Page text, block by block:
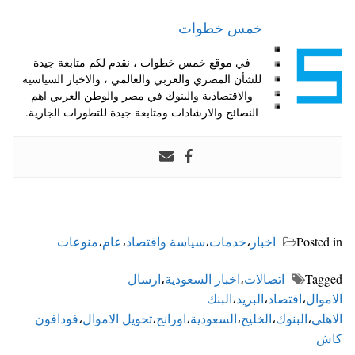
خمس خطوات
في موقع خمس خطوات ، نقدم لكم متابعة جيدة
للشأن المصري والعربي والعالمي ، والاخبار السياسية
والاقتصادية والبنوك في مصر والوطن العربي اهم
النصائح والارشادات ومتابعة جيدة للتطورات الجارية.
Posted in اخبار ،خدمات،سياسة واقتصاد،عام،منوعات
Tagged اتصالات،اخبار السعودية،ارسال
الاموال،اقتصاد،البريد،البنك
الاهلي،البنوك،الخليج،السعودية،اورانج،تحويل الاموال،فودافون
كاش